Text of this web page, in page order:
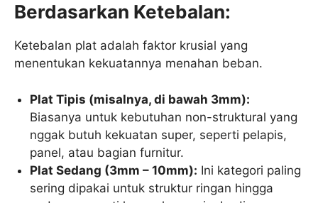
Berdasarkan Ketebalan:
Ketebalan plat adalah faktor krusial yang
menentukan kekuatannya menahan beban.
Plat Tipis (misalnya, di bawah 3mm):
Biasanya untuk kebutuhan non-struktural yang
nggak butuh kekuatan super, seperti pelapis,
panel, atau bagian furnitur.
Plat Sedang (3mm – 10mm): Ini kategori paling
sering dipakai untuk struktur ringan hingga